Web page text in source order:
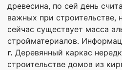
древесина, по сей день
важных при строительстве,
сейчас существует масса
стройматериалов.
г. Деревянный каркас
строительстве домов из